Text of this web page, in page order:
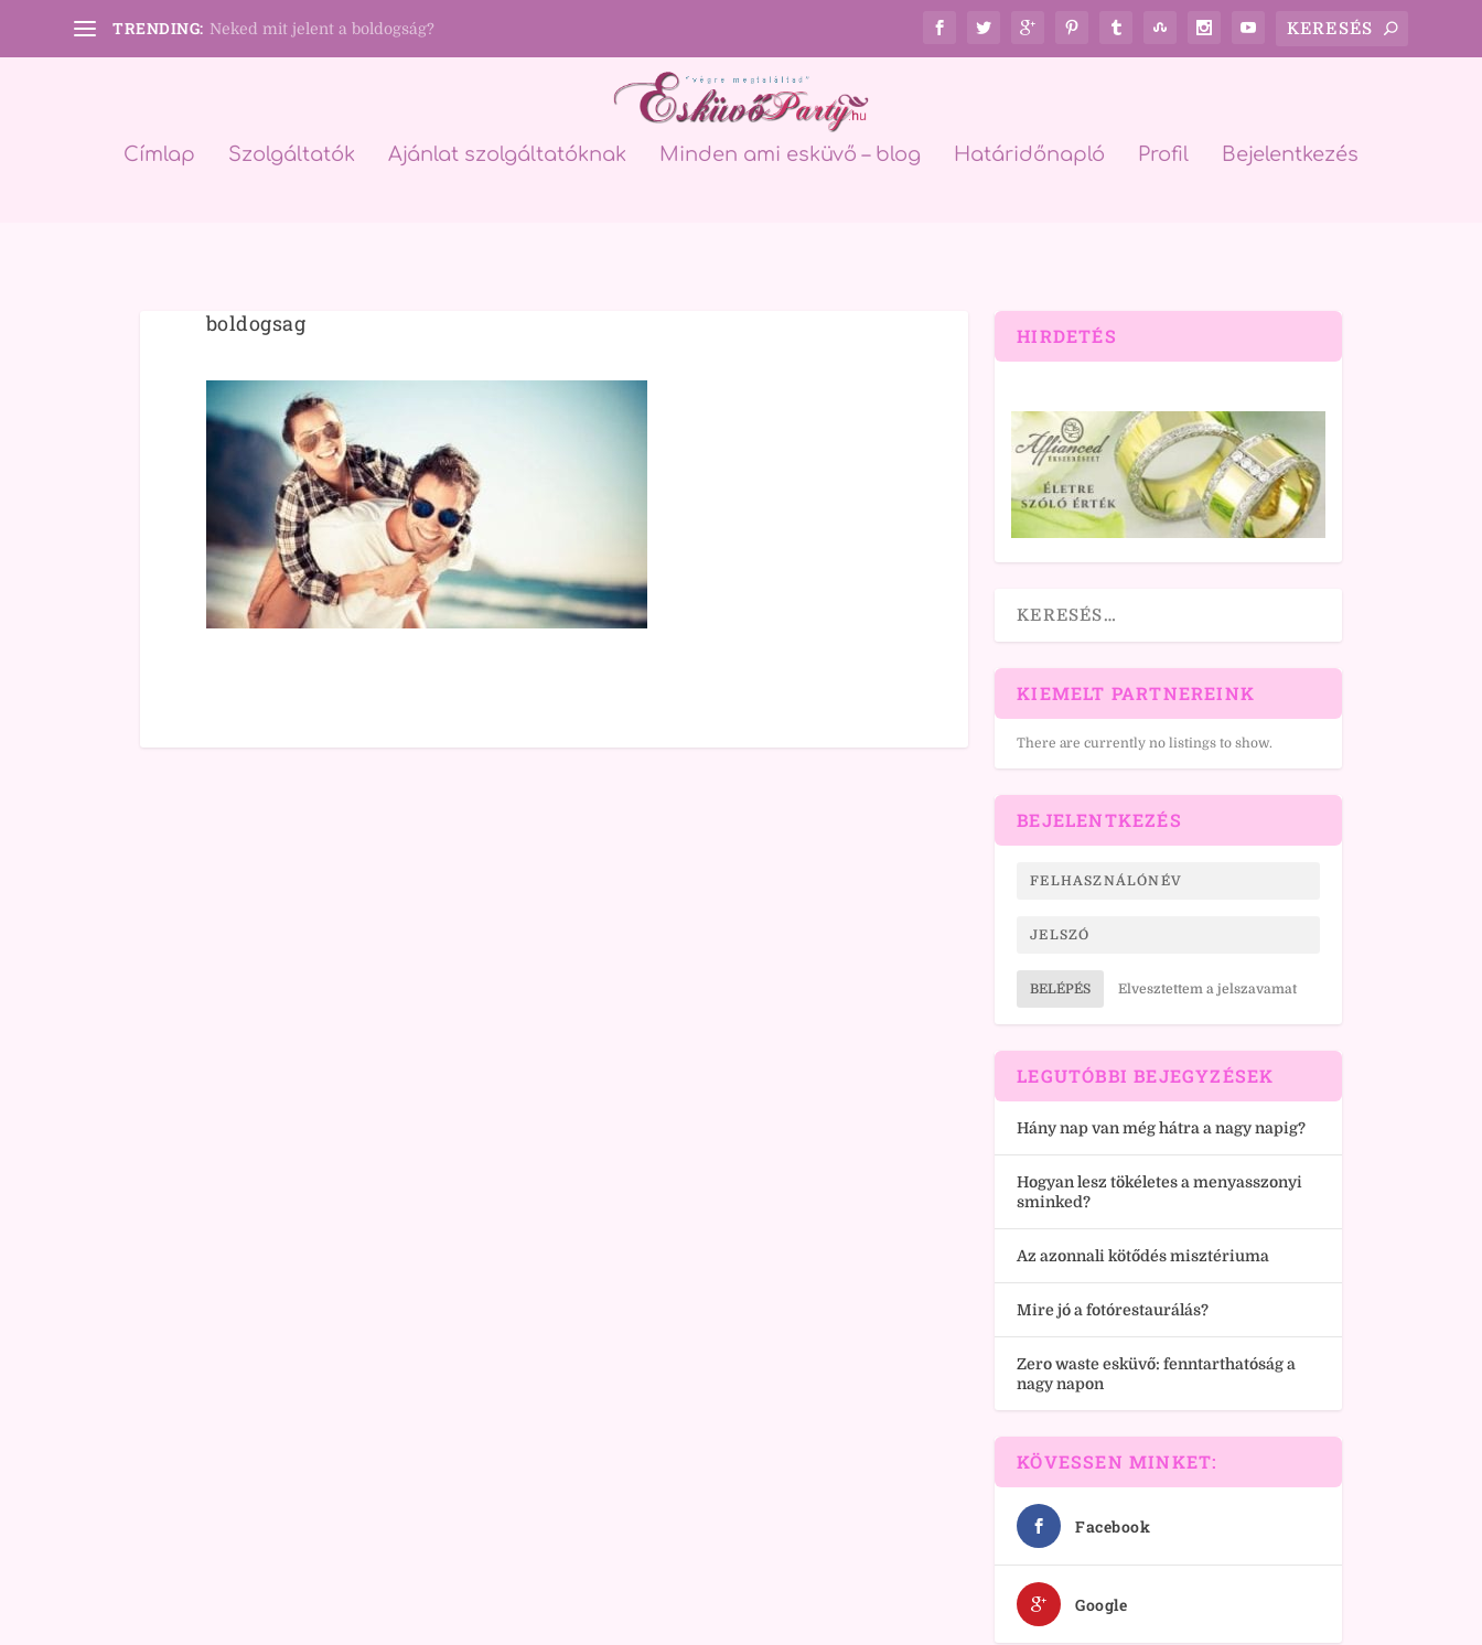
TRENDING: Neked mit jelent a boldogság?
Címlap Szolgáltatók Ajánlat szolgáltatóknak Minden ami esküvő – blog Határidőnapló Profil Bejelentkezés
boldogsag HIRDETÉS
KIEMELT PARTNEREINK
There are currently no listings to show.
BEJELENTKEZÉS
BELÉPÉS Elvesztettem a jelszavamat
LEGUTÓBBI BEJEGYZÉSEK
Hány nap van még hátra a nagy napig?
Hogyan lesz tökéletes a menyasszonyi
sminked?
Az azonnali kötődés misztériuma
Mire jó a fotórestaurálás?
Zero waste esküvő: fenntarthatóság a
nagy napon
KÖVESSEN MINKET:
Facebook
Google